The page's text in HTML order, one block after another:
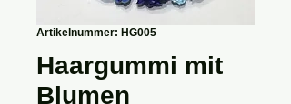
Artikelnummer: HG005
Haargummi mit
Blumen